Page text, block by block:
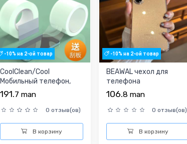
-10% на 2-ой товар
CoolClean/Cool
Мобильный телефон,
лента, экран, не
191.7 man
0 отзыв(ов)
В корзину
-10% на 2-ой товар
BEAWAL чехол для
телефона
106.8 man
0 отзыв(ов)
В корзину